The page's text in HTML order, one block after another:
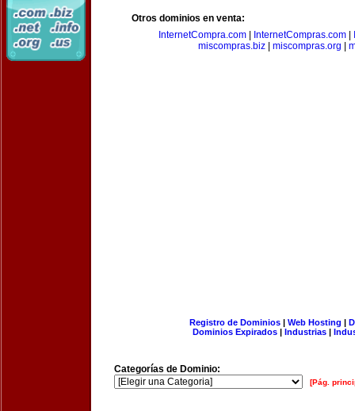
Otros dominios en venta:
InternetCompra.com
InternetCompras.com
miscompras.biz
miscompras.org
Registro de Dominios| Web Hosting |
Dominios Expirados | Industrias |
Categorías de Dominio:
[Pág.